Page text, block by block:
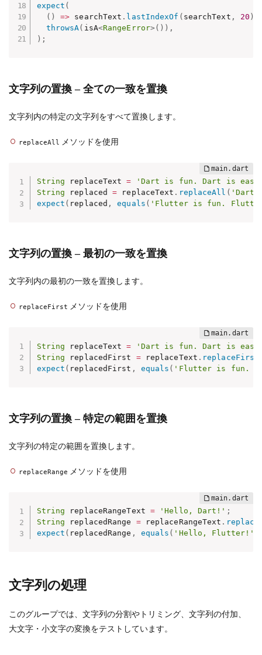
expect (
( ) => searchText . lastIndexOf ( searchText , 20 )
throwsA( isA<RangeError>( ) ) ,
) ;
文字列の置換 – 全ての一致を置換
文字列内の特定の文字列をすべて置換します。
replaceAll メソッドを使用
String replaceText =
'Dart is fun. Dart is
String replaced = replaceText . replaceAll ( 'Dart'
expect ( replaced , equals ( 'Flutter is fun.
文字列の置換 – 最初の一致を置換
文字列内の最初の一致を置換します。
replaceFirst メソッドを使用
String replaceText =
'Dart is fun. Dart is
String replacedFirst = replaceText . replaceFirst
expect ( replacedFirst , equals ( 'Flutter is fun.
文字列の置換 – 特定の範囲を置換
文字列の特定の範囲を置換します。
replaceRange メソッドを使用
String replaceRangeText = 'Hello, Dart!' ;
String replacedRange = replaceRangeText .
expect ( replacedRange , equals ( 'Hello, Flutter!'
文字列の処理
このグループでは、文字列の分割やトリミング、文字列の付加、
大文字・小文字の変換をテストしています。